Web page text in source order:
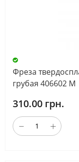
Фреза
грубая 406602 М
310.00 грн.